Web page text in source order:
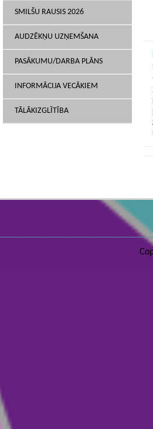
SMILŠU RAUSIS 2026
AUDZĒKŅU UZŅEMŠANA
PASĀKUMU/DARBA PLĀNS
INFORMĀCIJA VECĀKIEM
TĀLĀKIZGLĪTĪBA